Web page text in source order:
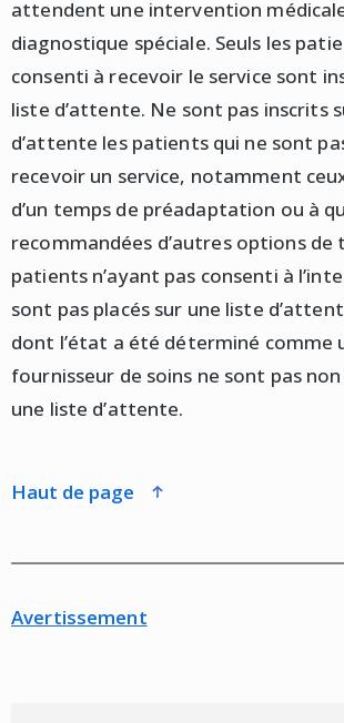
attendent une intervention
diagnostique spéciale. Seuls les
consenti à recevoir le service sont
liste d’attente. Ne sont pas inscrits
d’attente les patients qui ne sont
recevoir un service, notamment
d’un temps de préadaptation ou à
recommandées d’autres options
patients n’ayant pas consenti à
sont pas placés sur une liste
dont l’état a été déterminé comme
fournisseur de soins ne sont pas
une liste d’attente.
haut de page
Avertissement